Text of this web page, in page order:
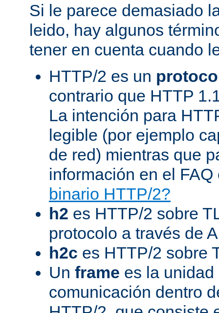
Si le parece demasiado
leido, hay algunos
tener en cuenta cuando
HTTP/2 es un
contrario que HTTP
La intención para
legible (por ejemplo
de red) mientras que
información en el
binario HTTP/2?
h2 es HTTP/2 sobre
protocolo a través de
h2c es HTTP/2 sobre
Un frame es la
comunicación dentro